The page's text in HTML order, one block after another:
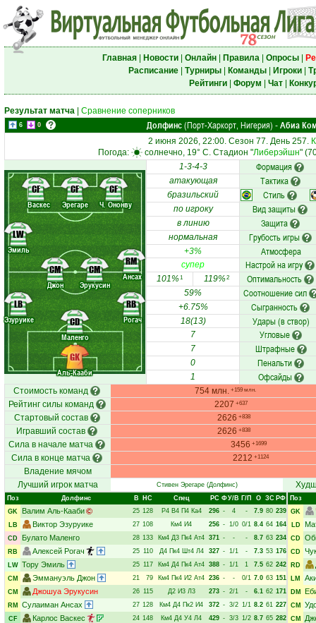
Главная| Новости| Онлайн| Правила| Опросы|
Расписание| Турниры| Команды| Игроки|
Рейтинги| Форум Чат|
Результат матча Сравнение соперников
6 0 Долфинс(Порт-Харкорт, Нигерия) - Абиа
2 июня 2026, 22:00. Сезон 77. День 257.
Погода:
солнечно, 19° C. Стадион "Либерэйшн"
Аль-Кааби
Эзуруике
Маленго
Рогач
Эмиль
Джон Эрукусин
Ансах
Васкес Эрегаре Ч. Ононву
GK
LB
CD
RB
LW
CM CM
RM
CF CF CF
1-3-4-3 Формация
атакующая Тактика
бразильский Стиль
по игроку Вид защиты
в линию Защита
нормальная Грубость игры
+3% Атмосфера
супер Настрой на игру
101%1 119%2 Оптимальность
59% Соотношение сил
+6.75% Сыгранность
18(13) Удары (в створ)
7 Угловые
7 Штрафные
0 Пенальти
1 Офсайды
Стоимость команд 754 млн. +159 млн.
Рейтинг силы команд 2207 +637
Стартовый состав 2626 +838
Игравший состав 2626 +838
Сила в начале матча 3456 +1699
Сила в конце матча 2212 +1124
Владение мячом
Лучший игрок матча
Стивен Эрегаре(Долфинс)
Поз Долфинс В НC Спец РC ФУ/В Г/П О ЗС РФ
GK
Валим Аль-Кааби 25 128 Р4 В4 П4 Ка4 296 - 4 - 7.9 80 239
LB
Виктор Эзуруике 27 108 Км4 И4 256 - 1/0 0/1 8.4 64 164
CD
Булато Маленго 28 133 Км4 Д3 Пк4 Ат4 371 - - - 8.7 63 234
RB
Алексей Рогач 25 110 Д4 Пк4 Шт4 Л4 327 - 1/1 - 7.3 53 176
LW Тору Эмиль 25 117 Км4 Д4 Пк4 Ат4 388 - 1/1 1 7.5 62 242
CM
Эммануэль Джон 21 79 Км4 Пк4 И2 Ат4 236 - - 0/1 7.0 63 151
CM
Джошуа Эрукусин 26 115 Д2 И3 Л3 273 - 2/1 - 6.1 62 171
RM
Сулаиман Ансах 27 128 Км4 Д4 Пк2 И4 372 - 3/2 1/1 8.2 61 227
CF
Карлос Васкес 24 148 Км4 Д4 У4 Л4 429 - 3/3 1/2 8.7 65 282
Поз
GK
LD
CD
CD
RD
LM
DM
CM
CM